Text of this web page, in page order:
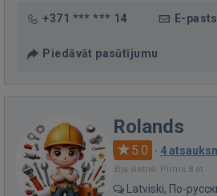
+371 *** *** 14 E-pasts
Piedāvāt pasūtījumu
Rolands
5.0 · 4
Bija vietnē: Pirms 8 st.
Latviski, По-